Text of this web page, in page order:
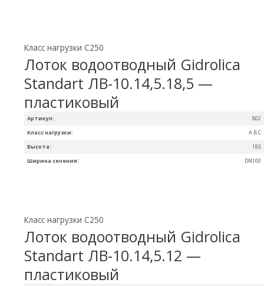
Артикул: 802
Ширина сечения: DN100
Высота: 185
Класс нагрузки: A B C
Класс нагрузки C250
Лоток водоотводный Gidrolica
Standart ЛВ-10.14,5.18,5 —
пластиковый
Класс нагрузки C250
Лоток водоотводный Gidrolica
Standart ЛВ-10.14,5.12 —
пластиковый